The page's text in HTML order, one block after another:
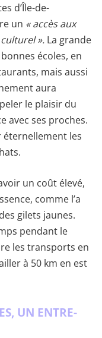
d’Île-de-
un « accès aux
». La grande
écoles, en
mais aussi
aura
le plaisir du
avec ses proches.
éternellement les
un coût élevé,
comme l’a
gilets jaunes.
pendant le
les transports en
à 50 km en est
UN ENTRE-